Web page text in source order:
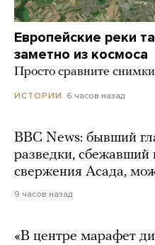
Европейские реки
заметно из космоса
Просто сравните
ИСТОРИИ 6 часов назад
BBC News: бывший
разведки, сбежавший
свержения Асада,
9 часов назад
«В центре марафет